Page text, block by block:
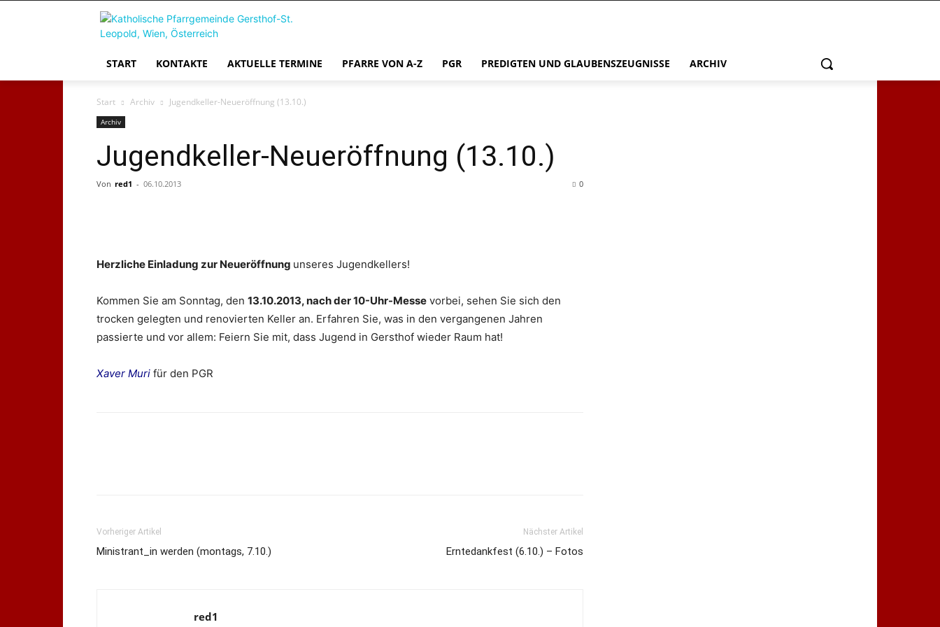
START KONTAKTE AKTUELLE TERMINE PFARRE VON A-Z PGR PREDIGTEN UND GLAUBENSZEUGNISSE ARCHIV
Start Archiv Jugendkeller-Neueröffnung (13.10.)
Archiv
Jugendkeller-Neueröffnung (13.10.)
Von red1 - 06.10.2013 0
Herzliche Einladung zur Neueröffnung unseres Jugendkellers!
Kommen Sie am Sonntag, den 13.10.2013, nach der 10-Uhr-Messe vorbei, sehen Sie sich den
trocken gelegten und renovierten Keller an. Erfahren Sie, was in den vergangenen Jahren
passierte und vor allem: Feiern Sie mit, dass Jugend in Gersthof wieder Raum hat!
Xaver Muri für den PGR
Vorheriger Artikel
Ministrant_in werden (montags, 7.10.)
Nächster Artikel
Erntedankfest (6.10.) – Fotos
red1